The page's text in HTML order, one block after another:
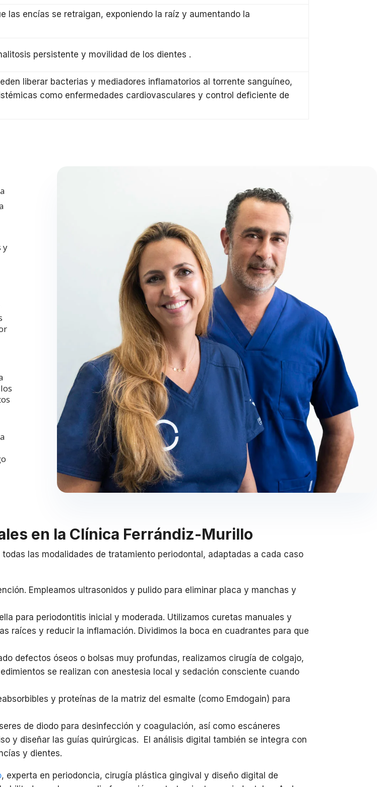
las encías se retraigan, exponiendo la raíz y aumentando la
persistente y movilidad de los dientes .
liberar bacterias y mediadores inflamatorios al torrente sanguíneo,
como enfermedades cardiovasculares y control deficiente de
y
en la Clínica Ferrándiz-Murillo
las modalidades de tratamiento periodontal, adaptadas a cada caso
Empleamos ultrasonidos y pulido para eliminar placa y manchas y
para periodontitis inicial y moderada. Utilizamos curetas manuales y
raíces y reducir la inflamación. Dividimos la boca en cuadrantes para que
defectos óseos o bolsas muy profundas, realizamos cirugía de colgajo,
se realizan con anestesia local y sedación consciente cuando
y proteínas de la matriz del esmalte (como Emdogain) para
de diodo para desinfección y coagulación, así como escáneres
y diseñar las guías quirúrgicas. El análisis digital también se integra con
y dientes.
, experta en periodoncia, cirugía plástica gingival y diseño digital de